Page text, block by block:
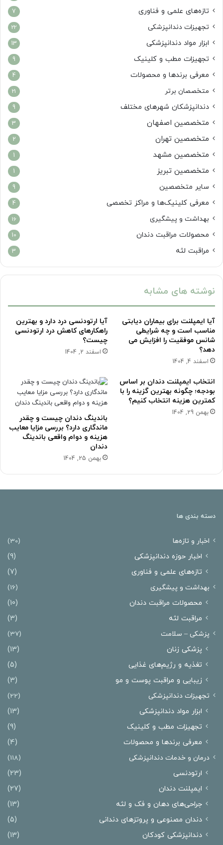
تازه‌های علمی و فناوری 7
تجهیزات دندانپزشکی 22
ابزار مواد دندانپزشکی 13
تجهیزات مطب و کلینیک 9
معرفی برندها و محصولات 4
متخصصان برتر 21
دندانپزشکان شهرهای مختلف 9
متخصصین اصفهان 3
متخصصین تهران 2
متخصصین مشهد 1
متخصصین تبریز 1
سایر متخصصین 9
معرفی کلینیک‌ها و مراکز تخصصی 4
بهداشت و پیشگیری 16
محصولات مراقبت دندان 10
مراقبت لثه 3
نوشته های مشابه
آیا ایمپلنت برای بیماران دیابتی
مناسب است و چه شرایطی
شانس موفقیت را افزایش می
دهد؟
اسفند 4, 1404
آیا ارتودنسی درد دارد و بهترین
راهکارهای کاهش درد ارتودنسی
چیست؟
اسفند 2, 1404
انتخاب ایمپلنت دندان بر اساس
بودجه؛ چگونه بهترین گزینه را با
کمترین هزینه انتخاب کنیم؟
بهمن 29, 1404
باندینگ دندان چیست و چقدر
ماندگاری دارد؟ بررسی مزایا معایب
هزینه و دوام واقعی باندینگ
دندان
بهمن 25, 1404
دسته بندی ها
اخبار و تازه‌ها (30)
اخبار حوزه دندانپزشکی
(9)
تازه‌های علمی و فناوری
(7)
بهداشت و پیشگیری (16)
محصولات مراقبت دندان
(10)
مراقبت لثه
(3)
پزشکی – سلامت (37)
پزشکی زنان
(13)
تغذیه و رژیم‌های غذایی
(5)
زیبایی و مراقبت پوست و مو
(3)
تجهیزات دندانپزشکی (22)
ابزار مواد دندانپزشکی
(13)
تجهیزات مطب و کلینیک
(9)
معرفی برندها و محصولات
(4)
درمان‌ و خدمات دندانپزشکی (118)
ارتودنسی
(23)
ایمپلنت دندان
(27)
جراحی‌های دهان و فک و لثه
(13)
دندان مصنوعی و پروتزهای دندانی
(5)
دندانپزشکی کودکان
(13)